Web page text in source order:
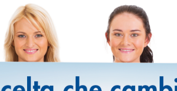
Area riservata Sedi Territoriali